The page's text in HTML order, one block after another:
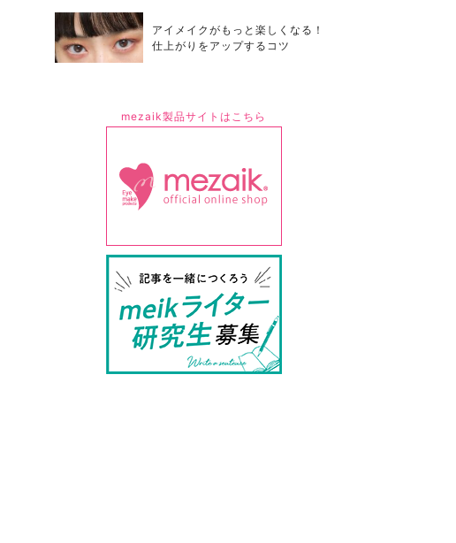
アイメイクがもっと楽しくなる！
仕上がりをアップするコツ
mezaik製品サイトはこちら